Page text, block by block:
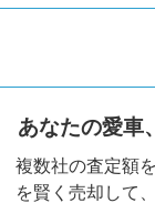
あなたの愛車
複数社の査定額
を賢く売却して